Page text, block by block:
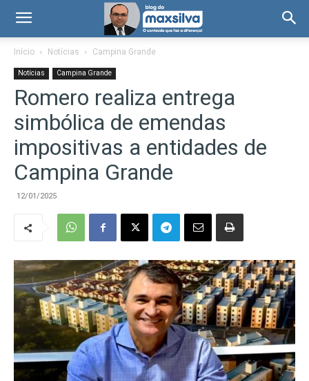
Início Notícias Campina Grande
Notícias Campina Grande
Romero realiza entrega
simbólica de emendas
impositivas a entidades de
Campina Grande
12/01/2025